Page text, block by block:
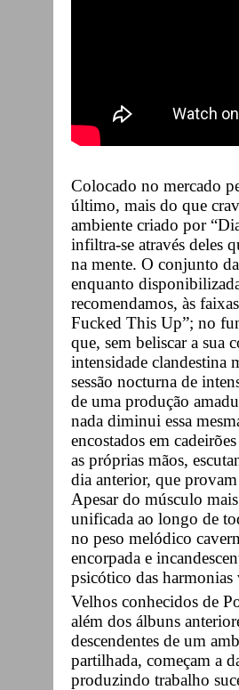
Colocado no mercado
último, mais do que
ambiente criado por
infiltra-se através deles
na mente. O conjunto
enquanto
recomendamos, às
Fucked This Up”; no
que, sem beliscar a sua
intensidade clandestina
sessão nocturna de
de uma produção
nada diminui essa
encostados em
as próprias mãos,
dia anterior, que
Apesar do músculo
unificada ao longo de
no peso melódico
encorpada e
psicótico das
Velhos conhecidos de
além dos álbuns
descendentes de um
partilhada, começam a
produzindo trabalho